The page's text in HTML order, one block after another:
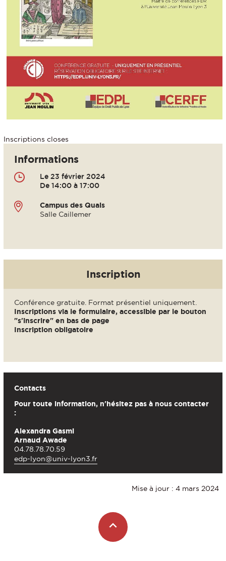
Inscriptions closes
Informations
Le 23 février 2024
De 14:00 à 17:00
Campus des Quais
Salle Caillemer
Inscription
Conférence gratuite. Format présentiel uniquement.
Inscriptions via le formulaire, accessible par le bouton
"s'inscrire" en bas de page
Inscription obligatoire
Contacts
Pour toute information, n'hésitez pas à nous contacter
:
Alexandra Gasmi
Arnaud Awade
04.78.78.70.59
edp-lyon@univ-lyon3.fr
Mise à jour : 4 mars 2024